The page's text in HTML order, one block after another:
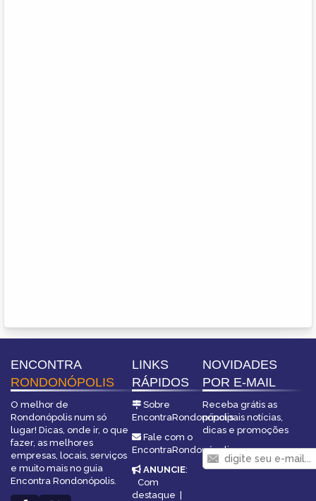
ENCONTRA
RONDONÓPOLIS
O melhor de
Rondonópolis num só
lugar! Dicas, onde ir, o que
fazer, as melhores
empresas, locais, serviços
e muito mais no guia
Encontra Rondonópolis.
LINKS
RÁPIDOS
Sobre
EncontraRondonópolis
Fale com o
EncontraRondonópolis
ANUNCIE:
Com
destaque |
NOVIDADES
POR E-MAIL
Receba grátis as
principais notícias,
dicas e promoções